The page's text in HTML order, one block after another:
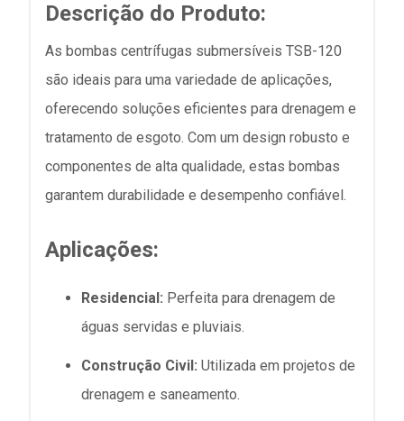
Descrição do Produto:
As bombas centrífugas submersíveis TSB-120
são ideais para uma variedade de aplicações,
oferecendo soluções eficientes para drenagem e
tratamento de esgoto. Com um design robusto e
componentes de alta qualidade, estas bombas
garantem durabilidade e desempenho confiável.
Aplicações:
Residencial: Perfeita para drenagem de
águas servidas e pluviais.
Construção Civil: Utilizada em projetos de
drenagem e saneamento.